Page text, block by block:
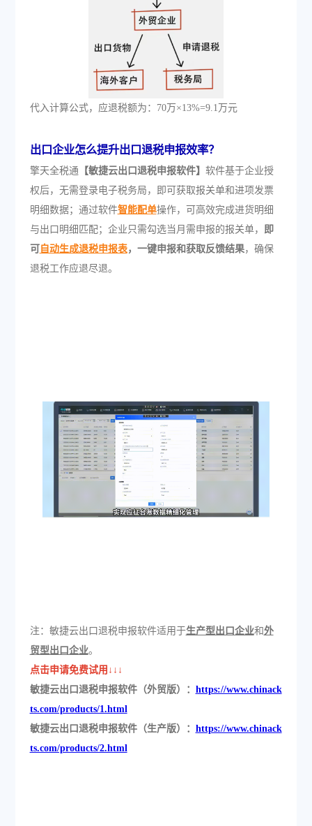
代入计算公式，应退税额为：70万×13%=9.1万元
出口企业怎么提升出口退税申报效率？
擎天全税通 【敏捷云出口退税申报软件】 软件基于企业授
权后，无需登录电子税务局，即可获取报关单和进项发票
明细数据；通过软件智能配单操作，可高效完成进货明细
与出口明细匹配；企业只需勾选当月需申报的报关单， 即
可 自动生成退税申报表，一键申报和获取反馈结果，确保
退税工作应退尽退。
注：敏捷云出口退税申报软件适用于生产型出口企业和外
贸型出口企业。
点击申请免费试用↓↓↓
敏捷云出口退税申报软件（外贸版）： https://www.chinack
ts.com/products/1.html
敏捷云出口退税申报软件（生产版）： https://www.chinack
ts.com/products/2.html